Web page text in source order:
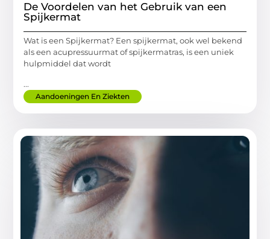
De Voordelen van het Gebruik van een
Spijkermat
Wat is een Spijkermat? Een spijkermat, ook wel bekend
als een acupressuurmat of spijkermatras, is een uniek
hulpmiddel dat wordt
...
Aandoeningen En Ziekten